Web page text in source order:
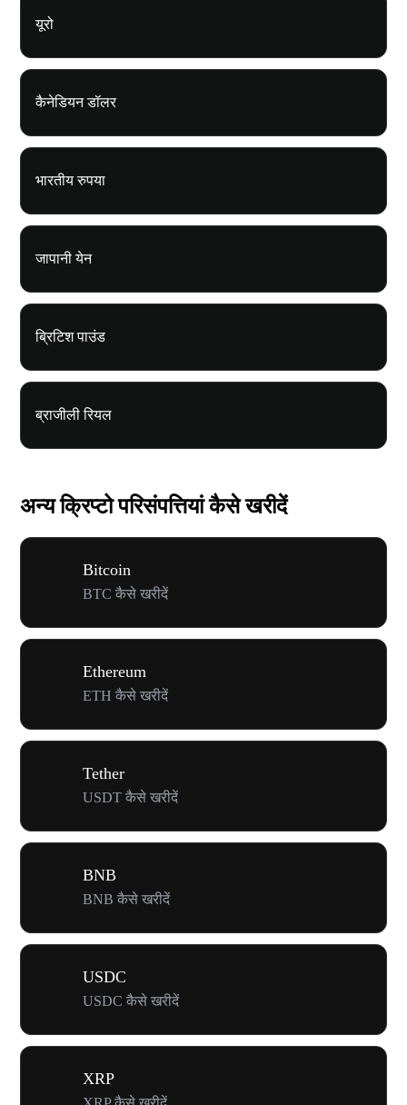
यूरो
कैनेडियन डॉलर
भारतीय रुपया
जापानी येन
ब्रिटिश पाउंड
ब्राजीली रियल
अन्य क्रिप्टो परिसंपत्तियां कैसे खरीदें
Bitcoin
BTC कैसे खरीदें
Ethereum
ETH कैसे खरीदें
Tether
USDT कैसे खरीदें
BNB
BNB कैसे खरीदें
USDC
USDC कैसे खरीदें
XRP